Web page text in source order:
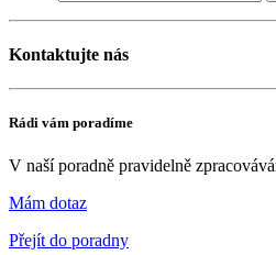
Kontaktujte nás
Rádi vám poradíme
V naší poradně pravidelně
Mám dotaz
Přejít do poradny